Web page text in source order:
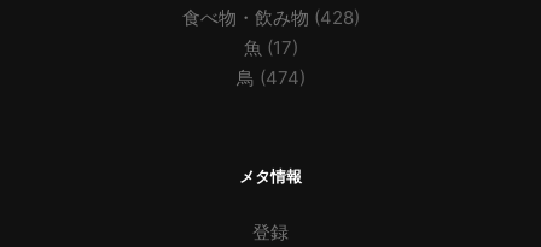
食べ物・飲み物 (428)
魚 (17)
鳥 (474)
メタ情報
登録